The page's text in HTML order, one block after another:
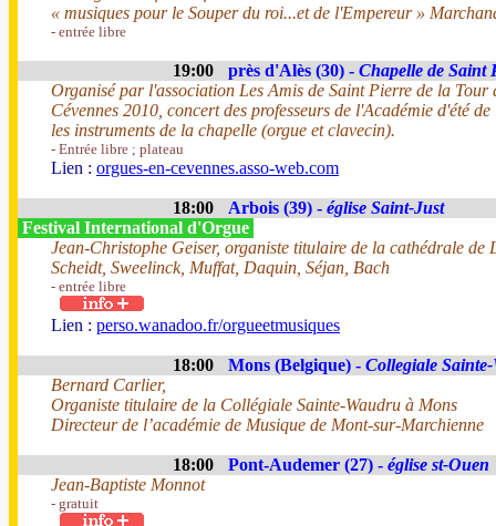
« musiques pour le Souper du roi...et de l'Empereur »
- entrée libre
19:00 près d'Alès (30) - Chapelle de Saint
Organisé par l'association Les Amis de Saint Pierre de la Tour
Cévennes 2010, concert des professeurs de l'Académie d'été
les instruments de la chapelle (orgue et clavecin).
- Entrée libre ; plateau
Lien : orgues-en-cevennes.asso-web.com
18:00 Arbois (39) - église Saint-Just
Festival International d'Orgue
Jean-Christophe Geiser, organiste titulaire de la cathédrale de
Scheidt, Sweelinck, Muffat, Daquin, Séjan, Bach
- entrée libre
Lien : perso.wanadoo.fr/orgueetmusiques
18:00 Mons (Belgique) - Collegiale
Bernard Carlier,
Organiste titulaire de la Collégiale Sainte-Waudru à Mons
Directeur de l’académie de Musique de Mont-sur-Marchienne
18:00 Pont-Audemer (27) - église st-Ouen
Jean-Baptiste Monnot
- gratuit